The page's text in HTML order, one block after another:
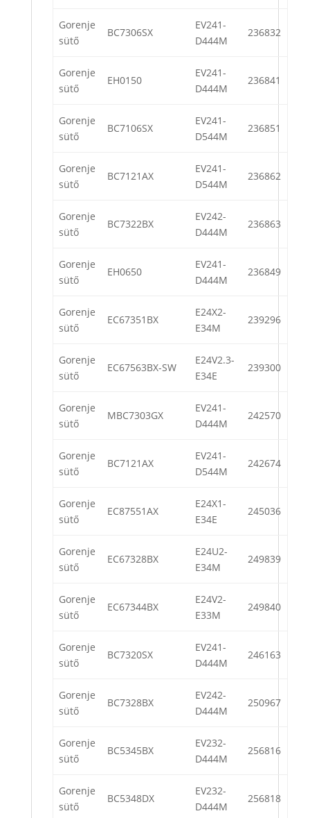
Gorenje
sütő
BC7306SX
EV241-
D444M
236832
Gorenje
sütő
EH0150
EV241-
D444M
236841
Gorenje
sütő
BC7106SX
EV241-
D544M
236851
Gorenje
sütő
BC7121AX
EV241-
D544M
236862
Gorenje
sütő
BC7322BX
EV242-
D444M
236863
Gorenje
sütő
EH0650
EV241-
D444M
236849
Gorenje
sütő
EC67351BX
E24X2-
E34M
239296
Gorenje
sütő
EC67563BX-SW
E24V2.3-
E34E
239300
Gorenje
sütő
MBC7303GX
EV241-
D444M
242570
Gorenje
sütő
BC7121AX
EV241-
D544M
242674
Gorenje
sütő
EC87551AX
E24X1-
E34E
245036
Gorenje
sütő
EC67328BX
E24U2-
E34M
249839
Gorenje
sütő
EC67344BX
E24V2-
E33M
249840
Gorenje
sütő
BC7320SX
EV241-
D444M
246163
Gorenje
sütő
BC7328BX
EV242-
D444M
250967
Gorenje
sütő
BC5345BX
EV232-
D444M
256816
Gorenje
sütő
BC5348DX
EV232-
D444M
256818